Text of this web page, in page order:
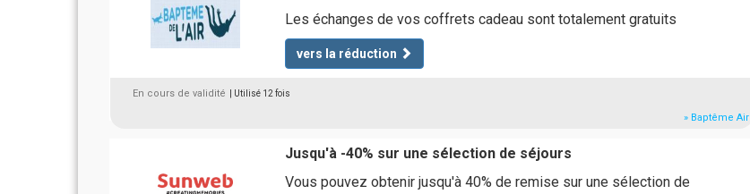
Les échanges de vos coffrets cadeau sont totalement gratuits
vers la réduction
En cours de validité | Utilisé 12 fois
» Baptême Air
Jusqu'à -40% sur une sélection de séjours
Vous pouvez obtenir jusqu'à 40% de remise sur une sélection de